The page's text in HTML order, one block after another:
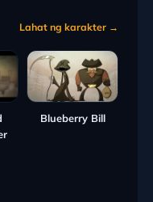
Lahat ng karakter →
Blueberry Bill